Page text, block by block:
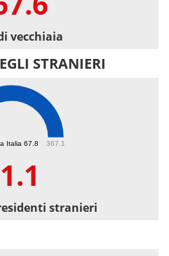
vecchiaia
STRANIERI
Italia 67.8 367.1
stranieri